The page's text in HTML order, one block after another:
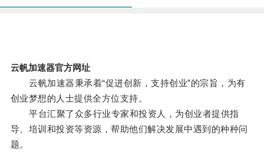
云帆加速器官方网址
云帆加速器秉承着“促进创新，支持创业”的宗旨，为有
创业梦想的人士提供全方位支持。
平台汇聚了众多行业专家和投资人，为创业者提供指
导、培训和投资等资源，帮助他们解决发展中遇到的种种问
题。